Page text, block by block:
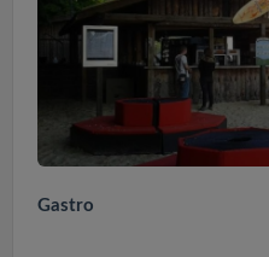
Gastro